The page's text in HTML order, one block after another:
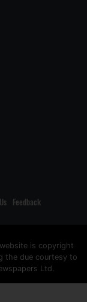
Feedback
is copyright
the due courtesy to
Ltd.